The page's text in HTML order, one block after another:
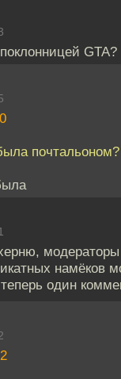
GTA?
почтальоном?
намёков
один